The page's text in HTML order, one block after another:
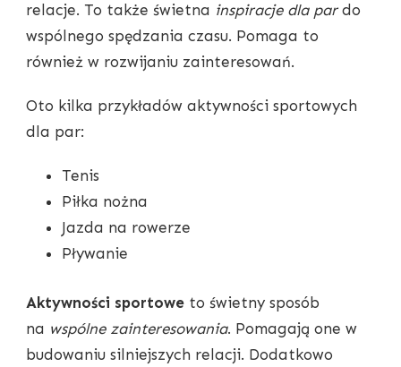
relacje. To także świetna inspiracje dla pardo
wspólnego spędzania czasu. Pomaga to
również w rozwijaniu zainteresowań.
Oto kilka przykładów aktywności sportowych
dla par:
Tenis
Piłka nożna
Jazda na rowerze
Pływanie
Aktywności sportowe to świetny sposób
na wspólne zainteresowania. Pomagają one w
budowaniu silniejszych relacji. Dodatkowo